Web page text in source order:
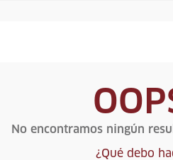
No encontramos ningún
¿Qué debo